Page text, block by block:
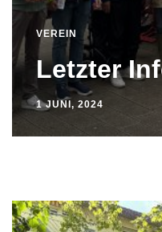
VEREIN
Letzter
1 JUNI, 2024